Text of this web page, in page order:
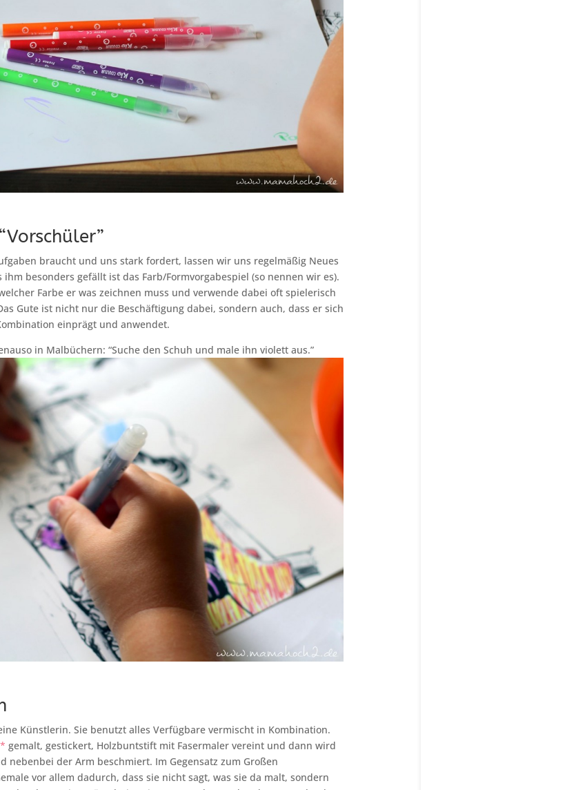
braucht und uns stark fordert, lassen wir uns regelmäßig Neues
ihm besonders gefällt ist das Farb/Formvorgabespiel (so nennen wir es).
Farbe er was zeichnen muss und verwende dabei oft spielerisch
Gute ist nicht nur die Beschäftigung dabei, sondern auch, dass er sich
einprägt und anwendet.
in Malbüchern: “Suche den Schuh und male ihn violett aus.”
Künstlerin. Sie benutzt alles Verfügbare vermischt in Kombination.
gemalt, gestickert, Holzbuntstift mit Fasermaler vereint und dann wird
nebenbei der Arm beschmiert. Im Gegensatz zum Großen
vor allem dadurch, dass sie nicht sagt, was sie da malt, sondern